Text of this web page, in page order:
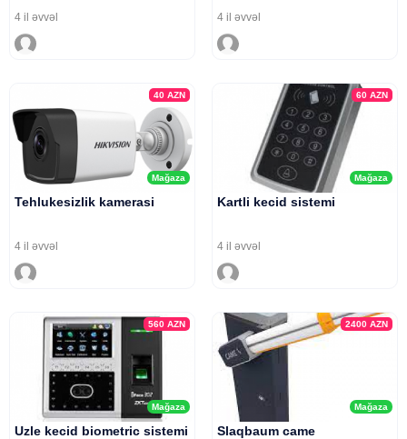
4 il əvvəl 4 il əvvəl
Mağaza
40AZN
Tehlukesizlik kamerasi
4 il əvvəl
Mağaza
60 AZN
Kartli kecid sistemi
4 il əvvəl
Mağaza
560AZN
Uzle kecid biometric sistemi
Mağaza
2400 AZN
Slaqbaum came